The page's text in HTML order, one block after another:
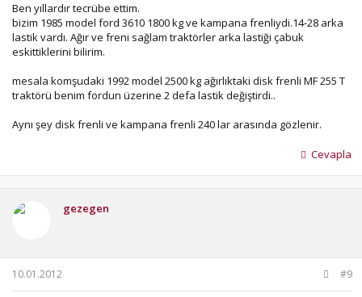
Ben yıllardır tecrübe ettim.
bizim 1985 model ford 3610 1800 kg ve kampana frenliydi.14-28 arka
lastik vardı. Ağır ve freni sağlam traktörler arka lastiği çabuk
eskittiklerini bilirim.
mesala komşudaki 1992 model 2500 kg ağırlıktaki disk frenli MF 255 T
traktörü benim fordun üzerine 2 defa lastik değiştirdi..
Aynı şey disk frenli ve kampana frenli 240 lar arasında gözlenir.
Cevapla
gezegen
10.01.2012 #9